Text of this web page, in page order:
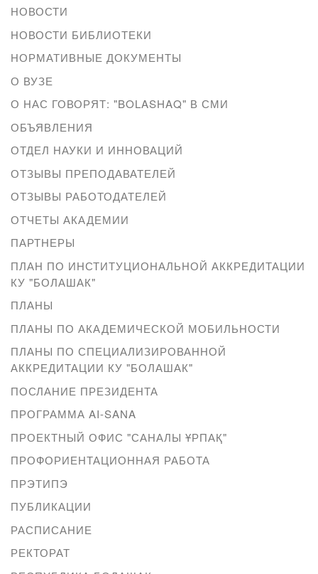
НОВОСТИ
НОВОСТИ БИБЛИОТЕКИ
НОРМАТИВНЫЕ ДОКУМЕНТЫ
О ВУЗЕ
О НАС ГОВОРЯТ: "BOLASHAQ" В СМИ
ОБЪЯВЛЕНИЯ
ОТДЕЛ НАУКИ И ИННОВАЦИЙ
ОТЗЫВЫ ПРЕПОДАВАТЕЛЕЙ
ОТЗЫВЫ РАБОТОДАТЕЛЕЙ
ОТЧЕТЫ АКАДЕМИИ
ПАРТНЕРЫ
ПЛАН ПО ИНСТИТУЦИОНАЛЬНОЙ АККРЕДИТАЦИИ
КУ "БОЛАШАК"
ПЛАНЫ
ПЛАНЫ ПО АКАДЕМИЧЕСКОЙ МОБИЛЬНОСТИ
ПЛАНЫ ПО СПЕЦИАЛИЗИРОВАННОЙ
АККРЕДИТАЦИИ КУ "БОЛАШАК"
ПОСЛАНИЕ ПРЕЗИДЕНТА
ПРОГРАММА AI-SANA
ПРОЕКТНЫЙ ОФИС "САНАЛЫ ҰРПАҚ"
ПРОФОРИЕНТАЦИОННАЯ РАБОТА
ПРЭТИПЭ
ПУБЛИКАЦИИ
РАСПИСАНИЕ
РЕКТОРАТ